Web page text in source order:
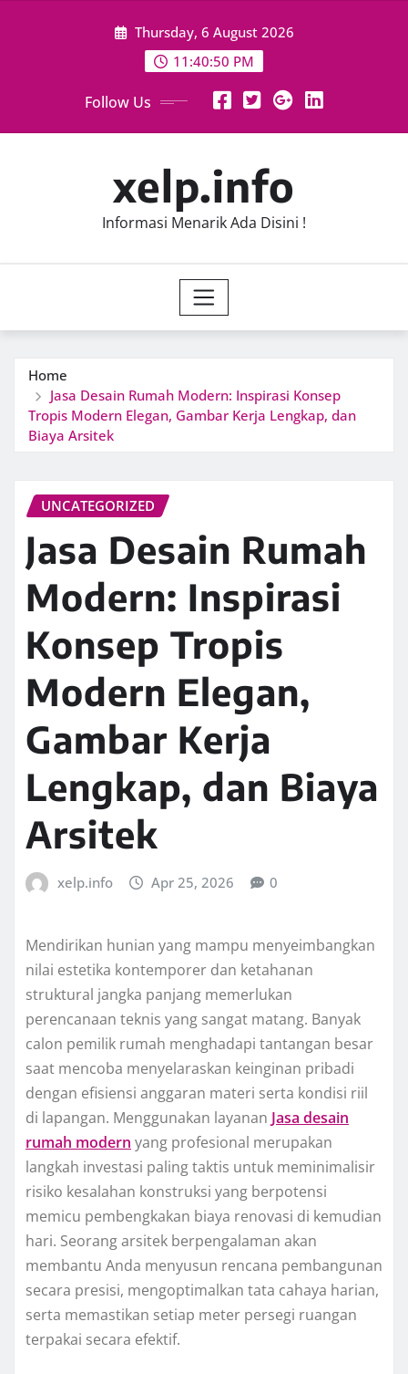
Thursday, 6 August 2026
11:40:50 PM
Follow Us
xelp.info
Informasi Menarik Ada Disini !
Home
Jasa Desain Rumah Modern: Inspirasi Konsep
Tropis Modern Elegan, Gambar Kerja Lengkap, dan
Biaya Arsitek
UNCATEGORIZED
Jasa Desain Rumah
Modern: Inspirasi
Konsep Tropis
Modern Elegan,
Gambar Kerja
Lengkap, dan Biaya
Arsitek
xelp.info Apr 25, 2026 0
Mendirikan hunian yang mampu menyeimbangkan
nilai estetika kontemporer dan ketahanan
struktural jangka panjang memerlukan
perencanaan teknis yang sangat matang. Banyak
calon pemilik rumah menghadapi tantangan besar
saat mencoba menyelaraskan keinginan pribadi
dengan efisiensi anggaran materi serta kondisi riil
di lapangan. Menggunakan layanan Jasa desain
rumah modern yang profesional merupakan
langkah investasi paling taktis untuk meminimalisir
risiko kesalahan konstruksi yang berpotensi
memicu pembengkakan biaya renovasi di kemudian
hari. Seorang arsitek berpengalaman akan
membantu Anda menyusun rencana pembangunan
secara presisi, mengoptimalkan tata cahaya harian,
serta memastikan setiap meter persegi ruangan
terpakai secara efektif.